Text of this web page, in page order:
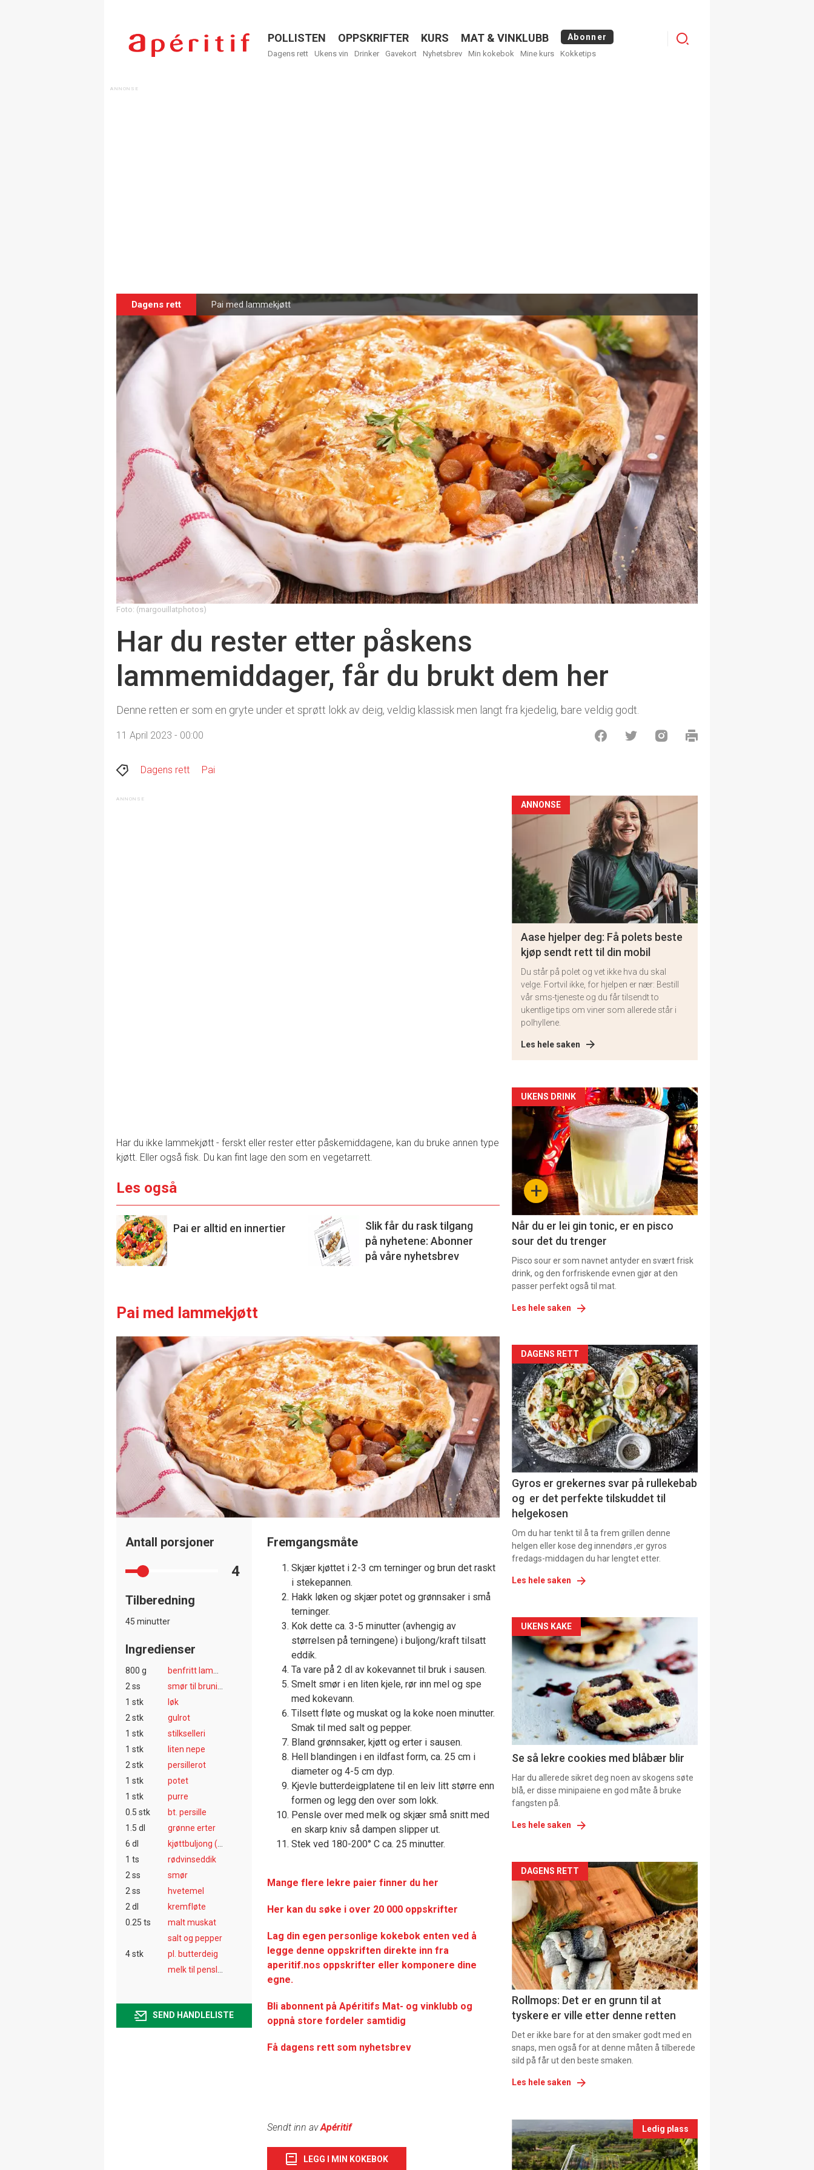
Menu
POLLISTEN OPPSKRIFTER KURS MAT & VINKLUBB Abonner
Dagens rett Ukens vin Drinker Gavekort Nyhetsbrev Min kokebok Mine kurs Kokketips
Logg
Dagens rett Pai med lammekjøtt
Foto: (margouillatphotos)
Har du rester etter påskens
lammemiddager, får du brukt dem her
Denne retten er som en gryte under et sprøtt lokk av deig, veldig klassisk men langt fra kjedelig, bare veldig godt.
11 April 2023 - 00:00
Dagens rett Pai
Har du ikke lammekjøtt - ferskt eller rester etter påskemiddagene, kan du bruke annen type
kjøtt. Eller også fisk. Du kan fint lage den som en vegetarrett.
Les også
Pai er alltid en innertier
Slik får du rask tilgang
på nyhetene: Abonner
på våre nyhetsbrev
Pai med lammekjøtt
Antall porsjoner
4
Tilberedning
45 minutter
Ingredienser
800 g
2 ss
1 stk
løk
2 stk
gulrot
1 stk
stilkselleri
1 stk
liten nepe
2 stk
persillerot
1 stk
potet
1 stk
purre
0.5 stk
bt. persille
1.5 dl
grønne erter
6 dl
1 ts
rødvinseddik
2 ss
smør
2 ss
hvetemel
2 dl
kremfløte
0.25 ts
malt muskat
salt og pepper
4 stk
pl. butterdeig
SEND HANDLELISTE
Fremgangsmåte
Skjær kjøttet i 2-3 cm terninger og brun det raskt
i stekepannen.
Hakk løken og skjær potet og grønnsaker i små
terninger.
Kok dette ca. 3-5 minutter (avhengig av
størrelsen på terningene) i buljong/kraft tilsatt
eddik.
Ta vare på 2 dl av kokevannet til bruk i sausen.
Smelt smør i en liten kjele, rør inn mel og spe
med kokevann.
Tilsett fløte og muskat og la koke noen minutter.
Smak til med salt og pepper.
Bland grønnsaker, kjøtt og erter i sausen.
Hell blandingen i en ildfast form, ca. 25 cm i
diameter og 4-5 cm dyp.
Kjevle butterdeigplatene til en leiv litt større enn
formen og legg den over som lokk.
Pensle over med melk og skjær små snitt med
en skarp kniv så dampen slipper ut.
Stek ved 180-200° C ca. 25 minutter.
Mange flere lekre paier finner du her
Her kan du søke i over 20 000 oppskrifter
Lag din egen personlige kokebok enten ved å
legge denne oppskriften direkte inn fra
aperitif.nos oppskrifter eller komponere dine
egne.
Bli abonnent på Apéritifs Mat- og vinklubb og
oppnå store fordeler samtidig
Få dagens rett som nyhetsbrev
Sendt inn avApéritif
LEGG I MIN KOKEBOK
ANNONSE
Aase hjelper deg: Få polets beste
kjøp sendt rett til din mobil
Du står på polet og vet ikke hva du skal
velge. Fortvil ikke, for hjelpen er nær: Bestill
vår sms-tjeneste og du får tilsendt to
ukentlige tips om viner som allerede står i
polhyllene.
Les hele saken
Artikler
detail
section
11+
UKENS DRINK
Når du er lei gin tonic, er en pisco
sour det du trenger
Pisco sour er som navnet antyder en svært frisk
drink, og den forfriskende evnen gjør at den
passer perfekt også til mat.
Les hele saken
Artikler
detail
-
section
11
Dagens
rett
DAGENS RETT
Gyros er grekernes svar på rullekebab
og er det perfekte tilskuddet til
helgekosen
Om du har tenkt til å ta frem grillen denne
helgen eller kose deg innendørs ,er gyros
fredags-middagen du har lengtet etter.
Les hele saken
Artikler
detail
-
section
11
Dagens
rett
2
UKENS KAKE
Se så lekre cookies med blåbær blir
Har du allerede sikret deg noen av skogens søte
blå, er disse minipaiene en god måte å bruke
fangsten på.
Les hele saken
Artikler
detail
-
section
11
Ukens
vin
DAGENS RETT
Rollmops: Det er en grunn til at
tyskere er ville etter denne retten
Det er ikke bare for at den smaker godt med en
snaps, men også for at denne måten å tilberede
sild på får ut den beste smaken.
Les hele saken
Events
single
Ledig plass